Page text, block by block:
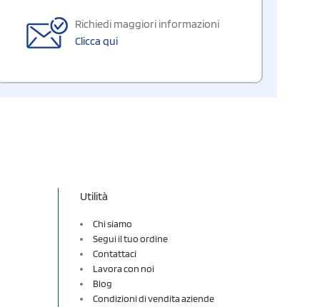
Richiedi maggiori informazioni
Clicca qui
Utilità
Chi siamo
Segui il tuo ordine
Contattaci
Lavora con noi
Blog
Condizioni di vendita aziende